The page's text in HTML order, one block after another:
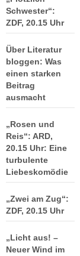
Schwester“:
ZDF, 20.15 Uhr
Über Literatur
bloggen: Was
einen starken
Beitrag
ausmacht
„Rosen und
Reis“: ARD,
20.15 Uhr: Eine
turbulente
Liebeskomödie
„Zwei am Zug“:
ZDF, 20.15 Uhr
„Licht aus! –
Neuer Wind im